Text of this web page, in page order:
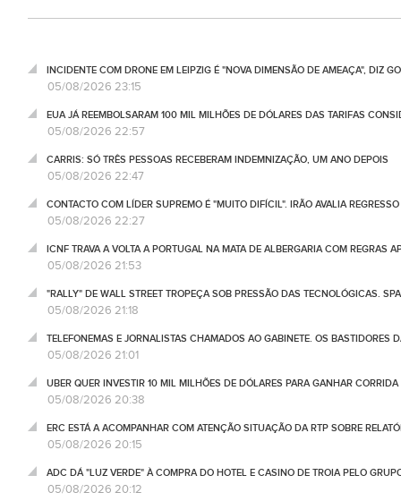
INCIDENTE COM DRONE EM LEIPZIG É "NOVA DIMENSÃO DE AMEAÇA", DIZ
05/08/2026 23:15
EUA JÁ REEMBOLSARAM 100 MIL MILHÕES DE DÓLARES DAS TARIFAS
05/08/2026 22:57
CARRIS: SÓ TRÊS PESSOAS RECEBERAM INDEMNIZAÇÃO, UM ANO DEPOIS
05/08/2026 22:47
CONTACTO COM LÍDER SUPREMO É "MUITO DIFÍCIL". IRÃO AVALIA
05/08/2026 22:27
ICNF TRAVA A VOLTA A PORTUGAL NA MATA DE ALBERGARIA COM REGRAS
05/08/2026 21:53
"RALLY" DE WALL STREET TROPEÇA SOB PRESSÃO DAS TECNOLÓGICAS.
05/08/2026 21:18
TELEFONEMAS E JORNALISTAS CHAMADOS AO GABINETE. OS BASTIDORES
05/08/2026 21:01
UBER QUER INVESTIR 10 MIL MILHÕES DE DÓLARES PARA GANHAR
05/08/2026 20:38
ERC ESTÁ A ACOMPANHAR COM ATENÇÃO SITUAÇÃO DA RTP SOBRE
05/08/2026 20:15
ADC DÁ "LUZ VERDE" À COMPRA DO HOTEL E CASINO DE TROIA PELO
05/08/2026 20:12